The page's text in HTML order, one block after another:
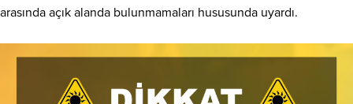
arasında açık alanda bulunmamaları hususunda uyardı.